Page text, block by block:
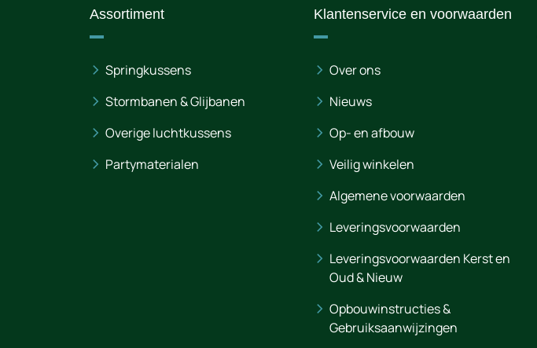
Assortiment
Springkussens
Stormbanen & Glijbanen
Overige luchtkussens
Partymaterialen
Klantenservice en voorwaarden
Over ons
Nieuws
Op- en afbouw
Veilig winkelen
Algemene voorwaarden
Leveringsvoorwaarden
Leveringsvoorwaarden Kerst en
Oud & Nieuw
Opbouwinstructies &
Gebruiksaanwijzingen